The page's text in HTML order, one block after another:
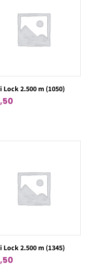
Lock 2.500 m (1050)
Lock 2.500 m (1345)